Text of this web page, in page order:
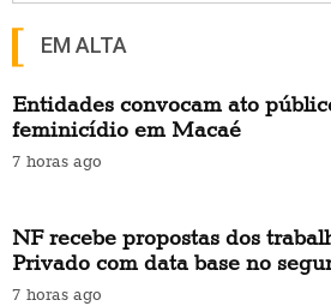
EM ALTA
Entidades convocam ato
feminicídio em Macaé
7 horas ago
NF recebe propostas dos
Privado com data base no
7 horas ago